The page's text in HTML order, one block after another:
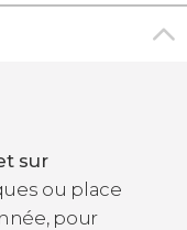
sur
ou place
pour